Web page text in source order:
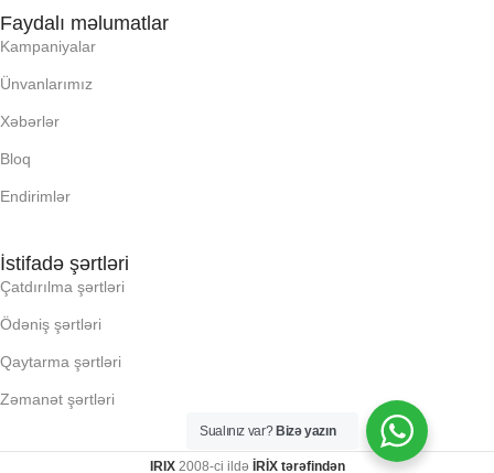
RAM
RNG
KLI
LLR (E X H X D), MM:
Faydalı məlumatlar
Kampaniyalar
Ünvanlarımız
Xəbərlər
Bloq
Endirimlər
İstifadə şərtləri
Çatdırılma şərtləri
Ödəniş şərtləri
Qaytarma şərtləri
Zəmanət şərtləri
IRIX 2008-ci ildə İRİX tərəfindən
Sualınız var? Bizə yazın